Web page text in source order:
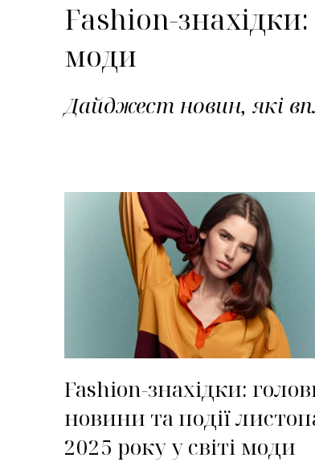
Fashion-знахідки:
моди
Дайджест новин, які
Fashion-знахідки:
новини та події
2025 року у світі моди